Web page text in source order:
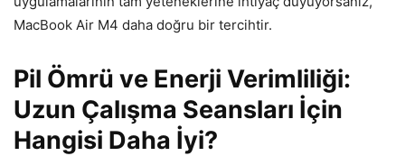
MacBook Air M4 daha doğru bir tercihtir.
Pil Ömrü ve Enerji Verimliliği:
Uzun Çalışma Seansları İçin
Hangisi Daha İyi?